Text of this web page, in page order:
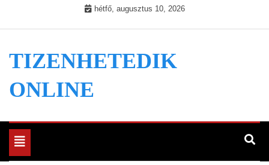
hétfő, augusztus 10, 2026
TIZENHETEDIK
ONLINE
Toggle
navigation